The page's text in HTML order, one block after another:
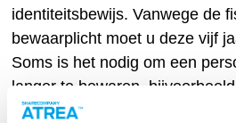
identiteitsbewijs. Vanwege de
bewaarplicht moet u deze vijf
Soms is het nodig om een
langer te bewaren,
arbeidsconflict of rechtszaak.